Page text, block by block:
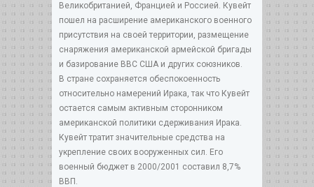
Великобританией, Францией и Россией. Кувейт
пошел на расширение американского военного
присутствия на своей территории, размещение
снаряжения американской армейской бригады
и базирование ВВС США и других союзников.
В стране сохраняется обеспокоенность
относительно намерений Ирака, так что Кувейт
остается самым активным сторонником
американской политики сдерживания Ирака.
Кувейт тратит значительные средства на
укрепление своих вооруженных сил. Его
военный бюджет в 2000/2001 составил 8,7%
ВВП.